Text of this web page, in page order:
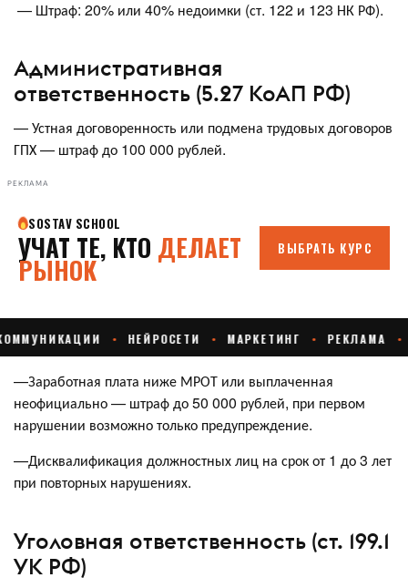
— Штраф: 20% или 40% недоимки (ст. 122 и 123 НК РФ).
Административная
ответственность (5.27 КоАП РФ)
— Устная договоренность или подмена трудовых договоров
ГПХ — штраф до 100 000 рублей.
РЕКЛАМА
—Заработная плата ниже МРОТ или выплаченная
неофициально — штраф до 50 000 рублей, при первом
нарушении возможно только предупреждение.
—Дисквалификация должностных лиц на срок от 1 до 3 лет
при повторных нарушениях.
Уголовная ответственность (ст. 199.1
УК РФ)